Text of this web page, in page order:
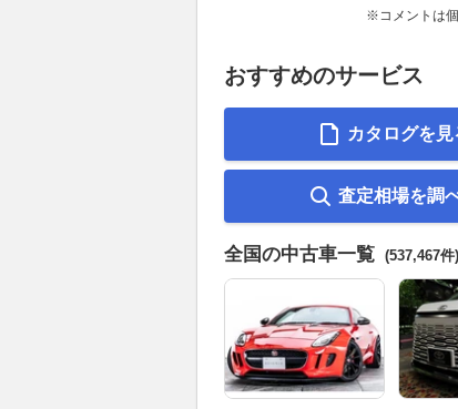
※コメントは個
おすすめのサービス
カタログを見
査定相場を調
全国の中古車一覧 (537,467件)